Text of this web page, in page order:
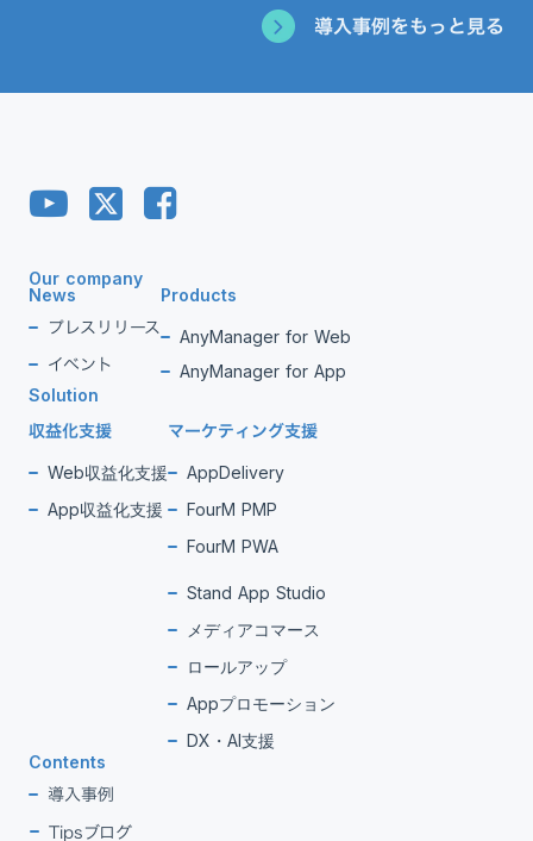
導入事例をもっと見る
Our company
News
プレスリリース
イベント
Products
AnyManager for Web
AnyManager for App
Solution
収益化支援
Web収益化支援
App収益化支援
マーケティング支援
AppDelivery
FourM PMP
FourM PWA
Stand App Studio
メディアコマース
ロールアップ
Appプロモーション
DX・AI支援
Contents
導入事例
Tipsブログ